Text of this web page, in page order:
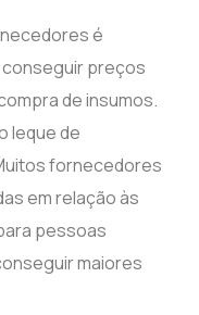
é
preços
de insumos.
leque de
fornecedores
em relação às
pessoas
maiores